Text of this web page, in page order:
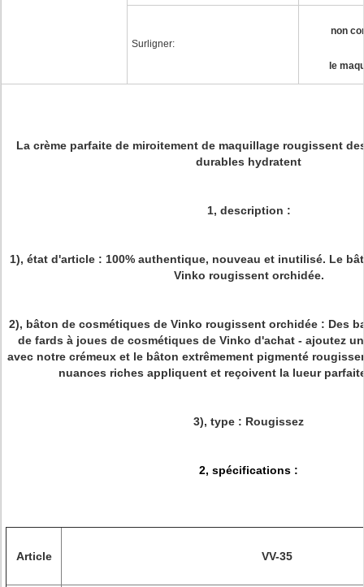
Surligner:
non
le
La crème parfaite de miroitement de maquillage rougissent
durables hydratent
1, description :
1), état d'article : 100% authentique, nouveau et inutilisé. Le
Vinko rougissent orchidée.
2), bâton de cosmétiques de Vinko rougissent orchidée : Des
de fards à joues de cosmétiques de Vinko d'achat - ajoutez
avec notre crémeux et le bâton extrêmement pigmenté
nuances riches appliquent et reçoivent la lueur
3), type : Rougissez
2, spécifications :
Article VV-35